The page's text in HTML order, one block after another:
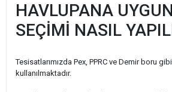
HAVLUPANA
SEÇİMİ NASIL
Tesisatlarımızda Pex, PPRC ve Demir boru
kullanılmaktadır.